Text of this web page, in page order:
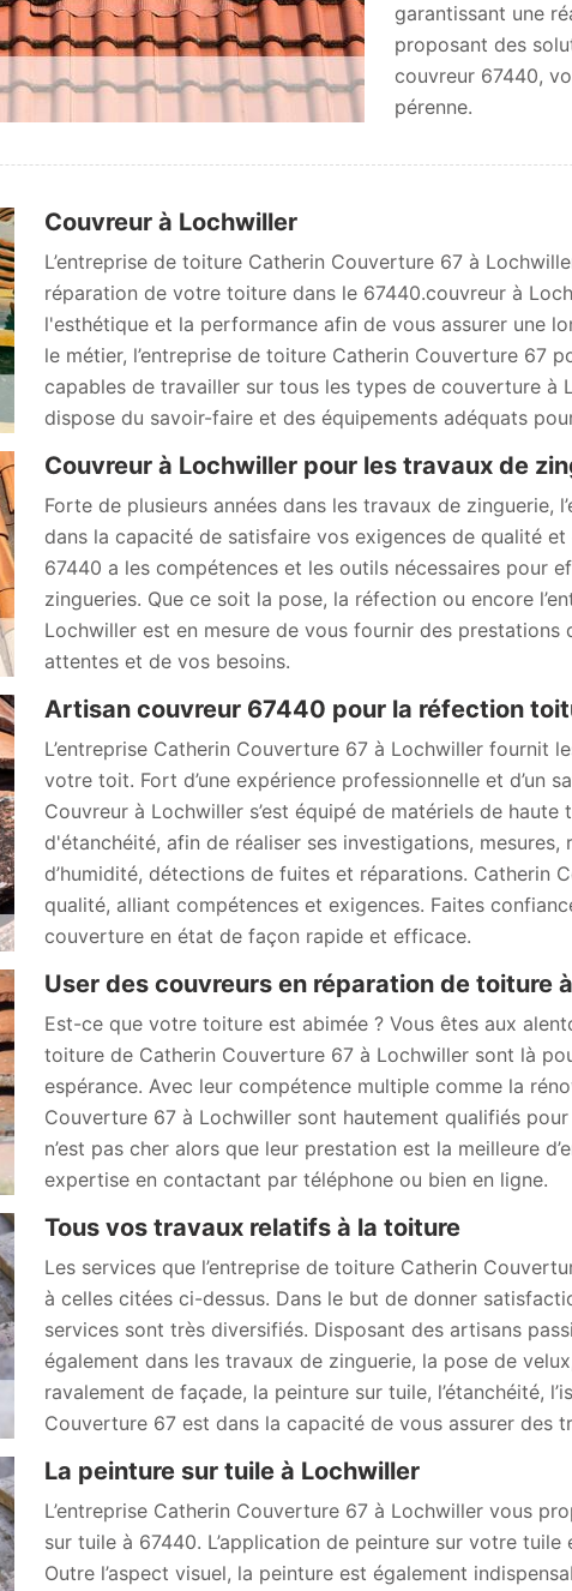
garantissant une
proposant des
couvreur 67440,
pérenne.
Couvreur à Lochwiller
L’entreprise de toiture Catherin Couverture 67 à
réparation de votre toiture dans le 67440.couvreur à
l'esthétique et la performance afin de vous assurer une
le métier, l’entreprise de toiture Catherin Couverture 67
capables de travailler sur tous les types de couverture à
dispose du savoir-faire et des équipements adéquats
Couvreur à Lochwiller pour les travaux de
Forte de plusieurs années dans les travaux de zinguerie,
dans la capacité de satisfaire vos exigences de qualité
67440 a les compétences et les outils nécessaires pour
zingueries. Que ce soit la pose, la réfection ou encore
Lochwiller est en mesure de vous fournir des prestations
attentes et de vos besoins.
Artisan couvreur 67440 pour la réfection
L’entreprise Catherin Couverture 67 à Lochwiller fournit
votre toit. Fort d’une expérience professionnelle et d’un
Couvreur à Lochwiller s’est équipé de matériels de
d'étanchéité, afin de réaliser ses investigations,
d’humidité, détections de fuites et réparations. Catherin
qualité, alliant compétences et exigences. Faites
couverture en état de façon rapide et efficace.
User des couvreurs en réparation de toiture
Est-ce que votre toiture est abimée ? Vous êtes aux
toiture de Catherin Couverture 67 à Lochwiller sont là
espérance. Avec leur compétence multiple comme la
Couverture 67 à Lochwiller sont hautement qualifiés
n’est pas cher alors que leur prestation est la meilleure
expertise en contactant par téléphone ou bien en ligne.
Tous vos travaux relatifs à la toiture
Les services que l’entreprise de toiture Catherin
à celles citées ci-dessus. Dans le but de donner
services sont très diversifiés. Disposant des artisans
également dans les travaux de zinguerie, la pose de
ravalement de façade, la peinture sur tuile, l’étanchéité,
Couverture 67 est dans la capacité de vous assurer des
La peinture sur tuile à Lochwiller
L’entreprise Catherin Couverture 67 à Lochwiller vous
sur tuile à 67440. L’application de peinture sur votre
Outre l’aspect visuel, la peinture est également